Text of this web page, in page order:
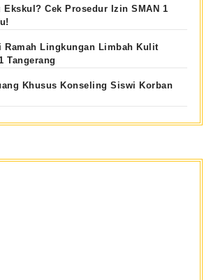
Ekskul? Cek Prosedur Izin SMAN 1
Ramah Lingkungan Limbah Kulit
Tangerang
Khusus Konseling Siswi Korban